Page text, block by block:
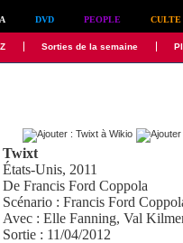
DVD PEOPLE CULTE
Sorties de la semaine
Twixt
États-Unis, 2011
DeFrancis Ford Coppola
Scénario :Francis Ford
Avec :Elle Fanning,Val
Sortie : 11/04/2012